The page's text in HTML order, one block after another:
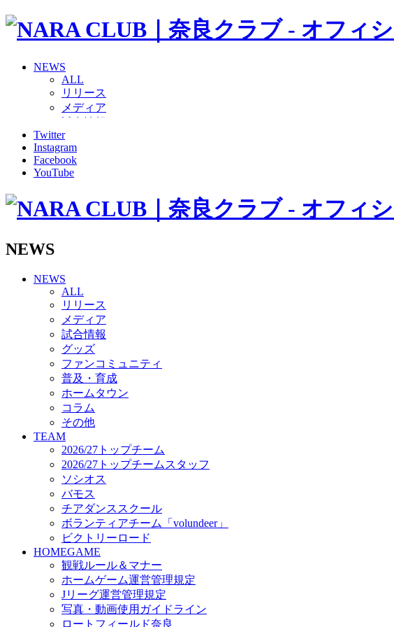
NEWS
ALL
リリース
メディア
グッズ
ファンコミュニティ
普及・育成
ホームタウン
その他
バモス
チアダンススクール
ボランティアチーム「volundeer」
ビクトリーロード
HOMEGAME
観戦ルール＆マナー
ホームゲーム運営管理規定
Jリーグ運営管理規定
写真・動画使用ガイドライン
ロートフィールド奈良
SCHEDULE
2026/27
練習見学時のファンサービスについて
TICKET
奈良クラブ明治安田J3リーグ2026/27シーズン試合観戦チケット
奈良クラブ明治安田Ｊ3リーグ 2026/27シーズン「鹿パス」
観戦ルール＆マナー
FANCOMMUNITY
2026/27ファンコミュニティ
サポートショップ
GOODS
オフィシャルストア（実店舗）
オンラインストア
ACADEMY
アカデミーについて
Twitter
Instagram
Facebook
YouTube
NEWS
NEWS
ALL
リリース
メディア
試合情報
グッズ
ファンコミュニティ
普及・育成
ホームタウン
コラム
その他
TEAM
2026/27トップチーム
2026/27トップチームスタッフ
ソシオス
バモス
チアダンススクール
ボランティアチーム「volundeer」
ビクトリーロード
HOMEGAME
観戦ルール＆マナー
ホームゲーム運営管理規定
Jリーグ運営管理規定
写真・動画使用ガイドライン
ロートフィールド奈良